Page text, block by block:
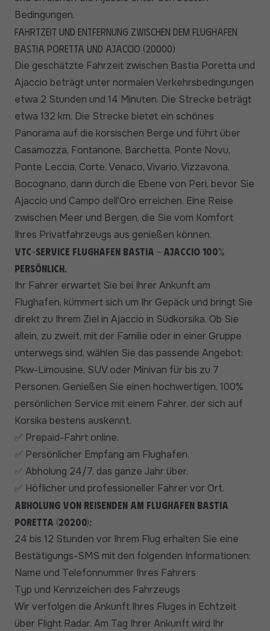
Bedingungen.
Fahrtzeit und Entfernung zwischen dem Flughafen
Bastia Poretta und Ajaccio (20000)
Die geschätzte Fahrzeit zwischen Bastia Poretta und
Ajaccio beträgt unter normalen Verkehrsbedingungen
etwa 2 Stunden und 14 Minuten. Die Strecke beträgt
etwa 132 km. Die Strecke bietet ein schönes
Panorama auf die korsischen Berge und führt über
Casamozza, Fontanone, Barchetta, Ponte Novu,
Ponte Leccia, Corte, Venaco, Vivario, Vizzavona,
Bocognano, dann durch die Ebene von Peri, bevor Sie
Ajaccio und Campo dell'Oro erreichen. Eine Reise
zwischen Meer und Bergen, die Sie vom Komfort
Ihres Privatfahrzeugs aus genießen können.
VTC-Service Flughafen Bastia - Ajaccio 100%
persönlich.
Ihr Fahrer erwartet Sie bei Ihrer Ankunft am
Flughafen, kümmert sich um Ihr Gepäck und bringt Sie
direkt zu Ihrem Ziel in Ajaccio in Südkorsika. Ob Sie
allein, zu zweit, mit der Familie oder in einer Gruppe
unterwegs sind, wählen Sie das passende Angebot:
Pkw-Limousine, SUV oder Minivan für bis zu 7
Personen. Genießen Sie einen hochwertigen, 100%
persönlichen Service mit einem Fahrer, der sich auf
Korsika bestens auskennt.
✅ Prepaid-Fahrt online.
✅ Persönlicher Empfang am Flughafen.
✅ Abholung 24/7, das ganze Jahr über.
✅ Höflicher und professioneller Fahrer vor Ort.
Abholung von Reisenden am Flughafen Bastia
Poretta (20200):
24 bis 12 Stunden vor Ihrem Flug erhalten Sie eine
Bestätigungs-SMS mit den folgenden Informationen:
Name und Telefonnummer Ihres Fahrers
Typ und Kennzeichen des Fahrzeugs
Wir verfolgen die Ankunft Ihres Fluges in Echtzeit
über Flight Radar. Am Tag Ihrer Ankunft wird Ihr